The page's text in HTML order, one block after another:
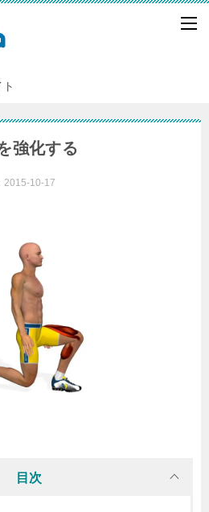
強化する
2015-10-17
目次